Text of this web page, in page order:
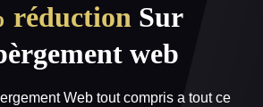
réduction Sur
web
Web tout compris a tout ce